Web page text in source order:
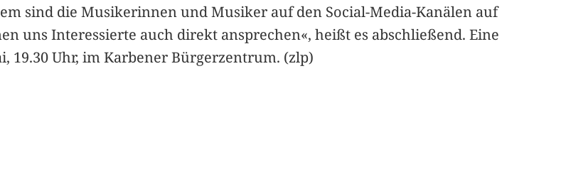
sind die Musikerinnen und Musiker auf den Social-Media-Kanälen auf
uns Interessierte auch direkt ansprechen«, heißt es abschließend. Eine
19.30 Uhr, im Karbener Bürgerzentrum. (zlp)